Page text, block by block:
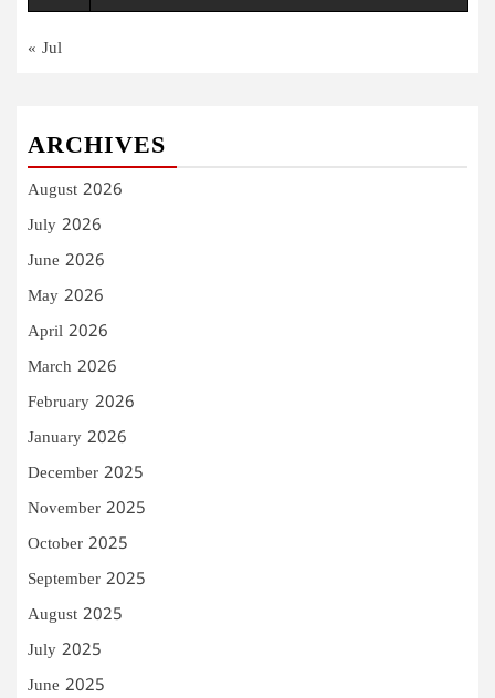
« Jul
ARCHIVES
August 2026
July 2026
June 2026
May 2026
April 2026
March 2026
February 2026
January 2026
December 2025
November 2025
October 2025
September 2025
August 2025
July 2025
June 2025